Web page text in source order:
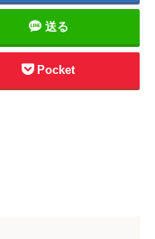
送る
Pocket